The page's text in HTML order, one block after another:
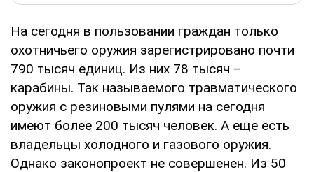
На сегодня в пользовании граждан только
охотничьего оружия зарегистрировано почти
790 тысяч единиц. Из них 78 тысяч –
карабины. Так называемого травматического
оружия с резиновыми пулями на сегодня
имеют более 200 тысяч человек. А еще есть
владельцы холодного и газового оружия.
Однако законопроект не совершенен. Из 50